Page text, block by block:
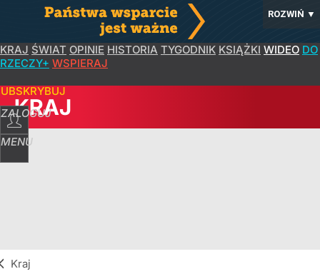
ROZWIŃ ▼
KRAJ ŚWIAT OPINIE HISTORIA TYGODNIK KSIĄŻKI WIDEO DO
RZECZY+ WSPIERAJ
ZALOGUJ
MENU
KRAJ
Kraj